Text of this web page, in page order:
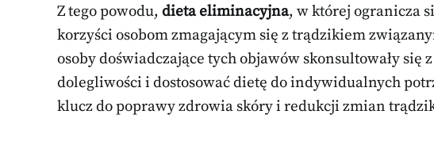
Z tego powodu, dieta eliminacyjna, w której ogranicza
korzyści osobom zmagającym się z trądzikiem
osoby doświadczające tych objawów skonsultowały
dolegliwości i dostosować dietę do indywidualnych
klucz do poprawy zdrowia skóry i redukcji zmian